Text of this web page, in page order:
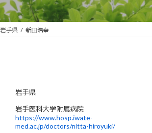
岩手県 新田浩幸
岩手県
岩手医科大学附属病院
https://www.hosp.iwate-
med.ac.jp/doctors/nitta-hiroyuki/